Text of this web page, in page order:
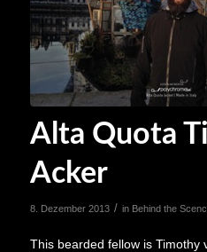
Alta Quota
Acker
8. Dezember 2013 / in Behind the
This bearded fellow is Timothy